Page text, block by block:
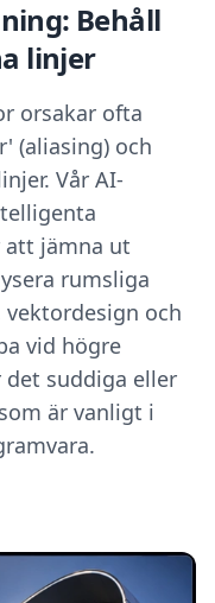
Behåll
linjer
orsakar ofta
(aliasing) och
Vår AI-
jämna ut
rumsliga
och
vid högre
suddiga eller
är vanligt i